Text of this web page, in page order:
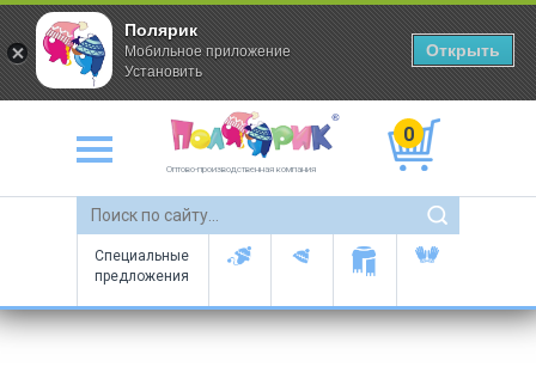
Оптово-производственная компания
0
Специальные
предложения
Полярик
Мобильное приложение
Установить
Открыть